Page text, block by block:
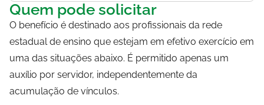
Quem pode solicitar
O benefício é destinado aos profissionais da rede
estadual de ensino que estejam em efetivo exercício em
uma das situações abaixo. É permitido apenas um
auxílio por servidor, independentemente da
acumulação de vínculos.